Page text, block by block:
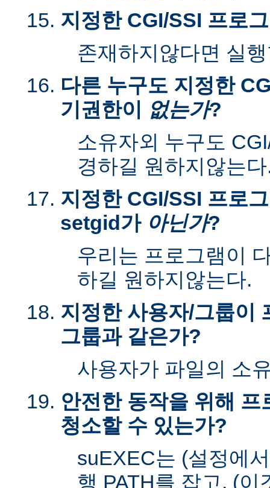
지정한 CGI/SSI 프로
존재하지않다면 실
다른 누구도 지정한
기권한이
없는가?
소유자외 누구도
경하길 원하지않는
지정한 CGI/SSI 프로
setgid가 아닌가?
우리는 프로그램이
하길 원하지않는다.
지정한 사용자/그룹이
그룹과 같은가?
사용자가 파일의 소
안전한 동작을 위해
청소할 수 있는가?
suEXEC는 (설정에
행 PATH를 잡고, (